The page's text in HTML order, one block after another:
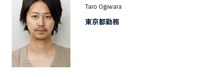
Taro Ogiwara
東京都勤務